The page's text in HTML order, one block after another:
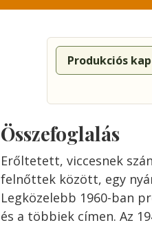
Produkciós
Összefoglalás
Erőltetett, viccesnek
felnőttek között, egy
Legközelebb 1960-ban
és a többiek címen. Az